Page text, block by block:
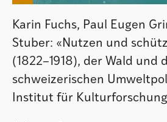
Karin Fuchs, Paul Eugen
Stuber: «Nutzen und
(1822–1918), der Wald und
schweizerischen
Institut für